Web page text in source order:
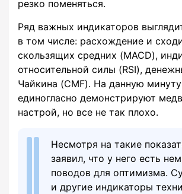
резко поменяться.
Ряд важных индикаторов
в том числе: расхождение и
скользящих средних (MACD),
относительной силы (RSI),
Чайкина (CMF). На данную
единогласно демонстрируют
настрой, но все не так плохо.
Несмотря на такие
заявил, что у него есть
поводов для оптимизма.
и другие индикаторы